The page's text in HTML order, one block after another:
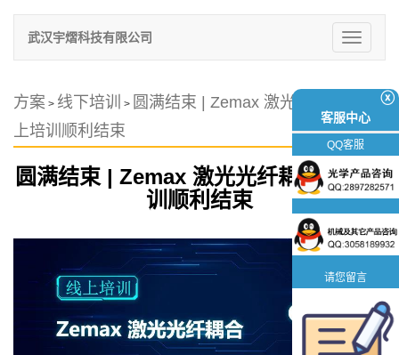
切
换
武汉宇熠科技有限公司
方案 > 线下培训 > 圆满结束 | Zemax 激光光纤耦合线
上培训顺利结束
圆满结束 | Zemax 激光光纤耦合线上培
训顺利结束
ⓧ
客服中心
QQ客服
请您留言